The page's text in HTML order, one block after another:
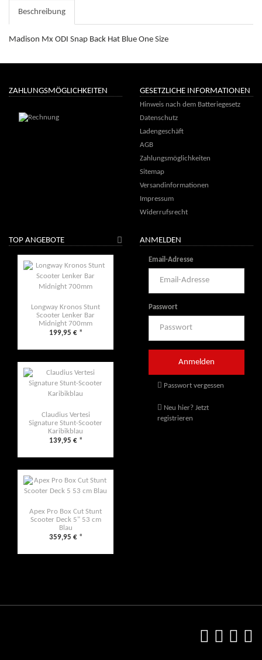
Beschreibung
Madison Mx ODI Snap Back Hat Blue One Size
ZAHLUNGSMÖGLICHKEITEN GESETZLICHE INFORMATIONEN
Hinweis nach dem Batteriegesetz
Datenschutz
Ladengeschäft
AGB
Zahlungsmöglichkeiten
Sitemap
Versandinformationen
Impressum
Widerrufsrecht
TOP ANGEBOTE
Longway Kronos Stunt
Scooter Lenker Bar
Midnight 700mm
199,95 € *
Claudius Vertesi
Signature Stunt-Scooter
Karibikblau
139,95 € *
Apex Pro Box Cut Stunt
Scooter Deck 5" 53 cm
Blau
359,95 € *
ANMELDEN
Email-Adresse
Passwort
Passwort vergessen
Neu hier? Jetzt
registrieren